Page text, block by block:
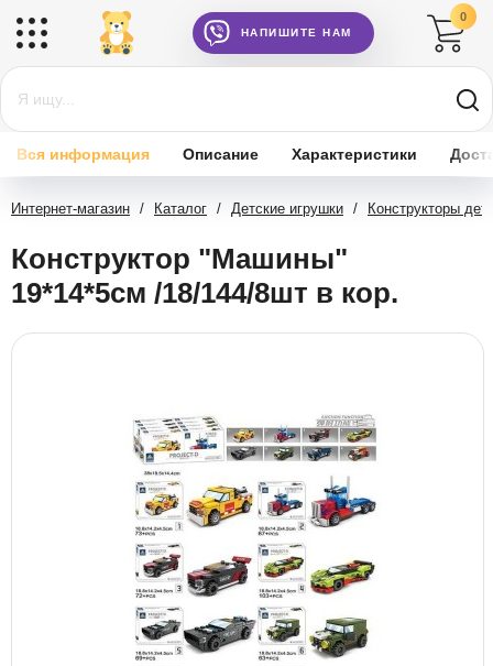
НАПИШИТЕ НАМ
0
Вся информация Описание Характеристики
Интернет-магазин / Каталог / Детские игрушки / Конструкторы
Конструктор "Машины"
19*14*5см /18/144/8шт в кор.